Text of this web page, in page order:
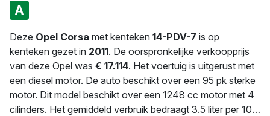
A
Deze Opel Corsa met kenteken 14-PDV-7 is op
kenteken gezet in 2011. De oorspronkelijke verkoopprijs
van deze Opel was € 17.114. Het voertuig is uitgerust met
een diesel motor. De auto beschikt over een 95 pk sterke
motor. Dit model beschikt over een 1248 cc motor met 4
cilinders. Het gemiddeld verbruik bedraagt 3.5 liter per 100